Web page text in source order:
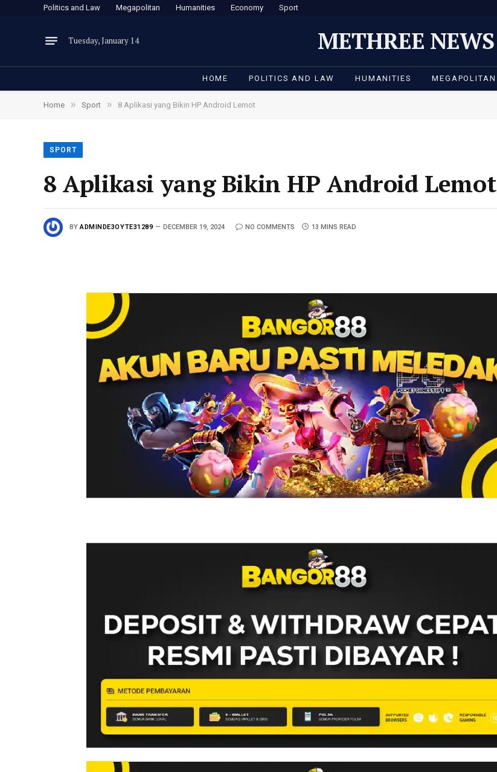
Politics and Law Megapolitan Humanities Economy Sport
Tuesday, January 14 METHREE NEWS
HOME POLITICS AND LAW HUMANITIES MEGAPOLITAN
Home » Sport » 8 Aplikasi yang Bikin HP Android Lemot
SPORT
8 Aplikasi yang Bikin HP Android Lemot
BY ADMINDE3OYTE31289 DECEMBER 19, 2024 NO COMMENTS 13 MINS READ